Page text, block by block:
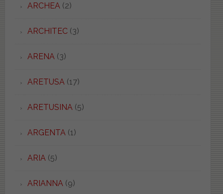
ARCHEA (2)
ARCHITEC(3)
ARENA (3)
ARETUSA (17)
ARETUSINA (5)
ARGENTA (1)
ARIA (5)
ARIANNA (9)